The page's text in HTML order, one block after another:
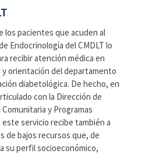
los pacientes que acuden al
Endocrinología del CMDLT lo
recibir atención médica en
orientación del departamento
diabetológica. De hecho, en
con la Dirección de
Comunitaria y Programas
este servicio recibe también a
de bajos recursos que, de
su perfil socioeconómico,